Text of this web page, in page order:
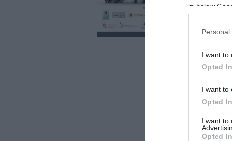
in below
I want to
Opted In
I want to
Opted In
I want to
Opted In